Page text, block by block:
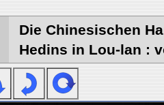
Die Chinesischen
Hedins in Lou-lan :